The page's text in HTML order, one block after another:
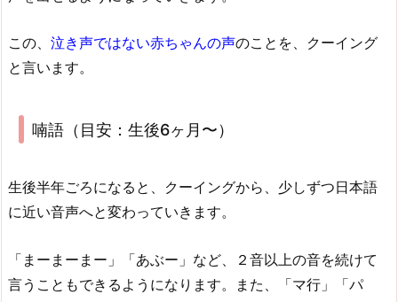
この、 泣き声ではない赤ちゃんの声のことを、クーイング
と言います。
喃語（目安：生後6ヶ月〜）
生後半年ごろになると、クーイングから、少しずつ日本語
に近い音声へと変わっていきます。
「まーまーまー」「あぶー」など、２音以上の音を続けて
言うこともできるようになります。また、「マ行」「パ